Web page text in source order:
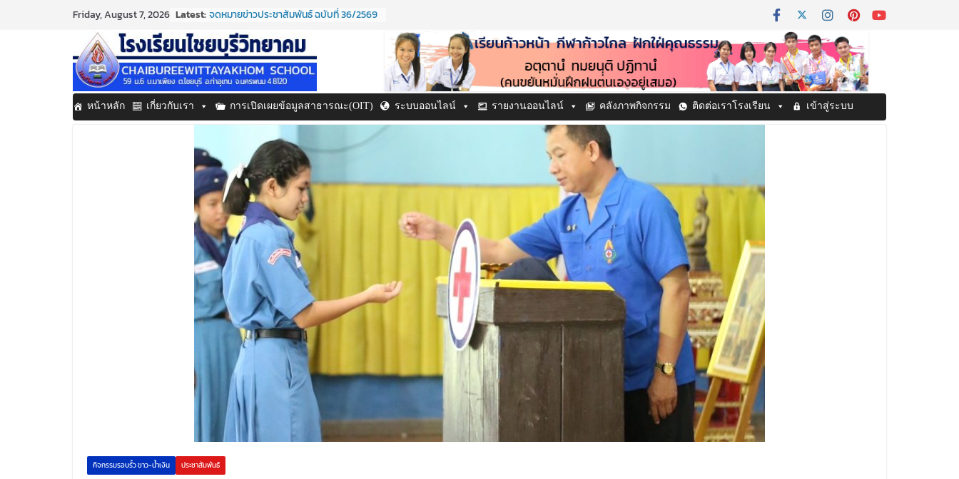
Friday, August 7, 2026 Latest:จดหมายข่าวประชาสัมพันธ์ ฉบับที่ 36/2569
ประจำเดือนมิถุนายน 2569
กิจกรรมต่อต้านยาเสพติด ปี ๒๕๖๙
กิจกรรมวันสุนทรภู่ ประจำปี ๒๕๖๙
จดหมายข่าวประชาสัมพันธ์ ฉบับที่ 38/2569
ประจำเดือนมิถุนายน 2569
จดหมายข่าวประชาสัมพันธ์ ฉบับที่ 37/2569
ประจำเดือนมิถุนายน 2569
หน้าหลัก เกี่ยวกับเรา การเปิดเผยข้อมูลสาธารณะ(OIT) ระบบออนไลน์ รายงานออนไลน์ คลังภาพกิจกรรม ติดต่อเราโรงเรียน เข้าสู่ระบบ
กิจกรรมรอบรั้ว ขาว-น้ำเงิน ประชาสัมพันธ์